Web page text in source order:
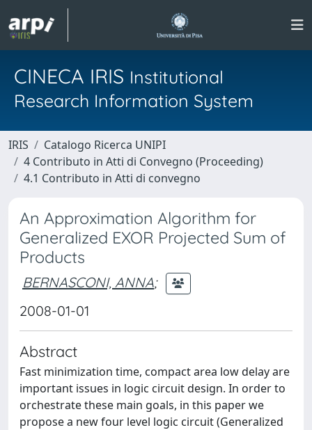
CINECA IRIS Institutional
Research Information System
IRIS
Catalogo Ricerca UNIPI
4 Contributo in Atti di Convegno (Proceeding)
4.1 Contributo in Atti di convegno
An Approximation Algorithm for
Generalized EXOR Projected Sum of
Products
BERNASCONI, ANNA;
2008-01-01
Abstract
Fast minimization time, compact area low delay are
important issues in logic circuit design. In order to
orchestrate these main goals, in this paper we
propose a new four level logic circuit (Generalized